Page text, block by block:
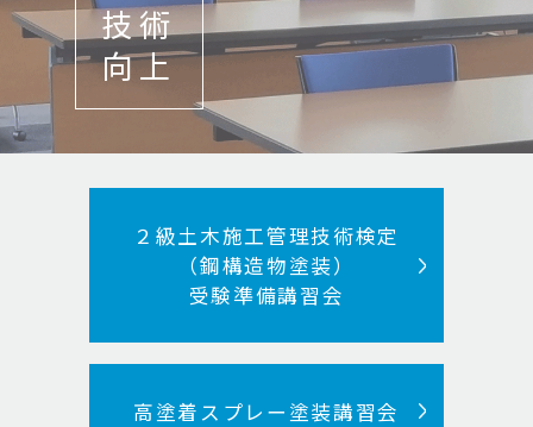
技術
向上
２級土木施工管理技術検定
（鋼構造物塗装）
受験準備講習会
高塗着スプレー塗装講習会